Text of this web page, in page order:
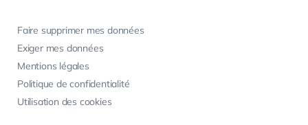
Faire supprimer mes données
Exiger mes données
Mentions légales
Politique de confidentialité
Utilisation des cookies